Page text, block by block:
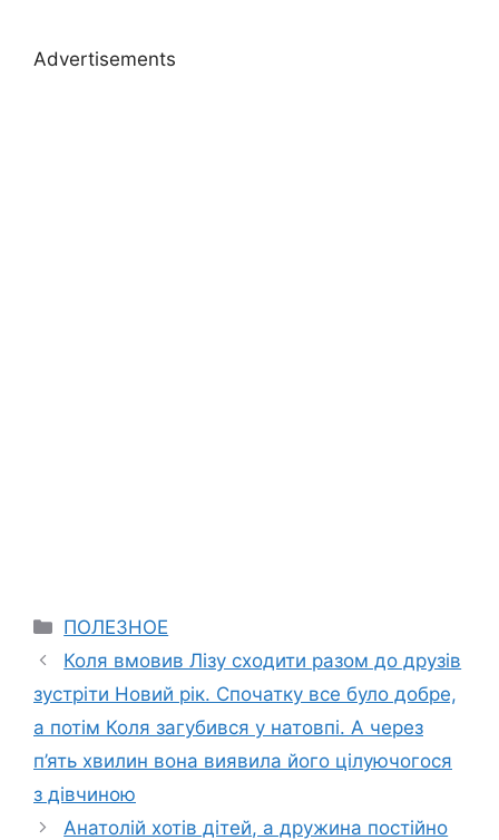
Advertisements
Categories
ПОЛЕЗНОЕ
Коля вмовив Лізу сходити разом до друзів
зустріти Новий рік. Спочатку все було добре,
а потім Коля загубився у натовпі. А через
п’ять хвилин вона виявила його цілуючогося
з дівчиною
Анатолій хотів дітей, а дружина постійно